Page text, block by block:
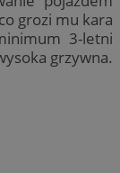
grozi mu kara
3-letni
grzywna.